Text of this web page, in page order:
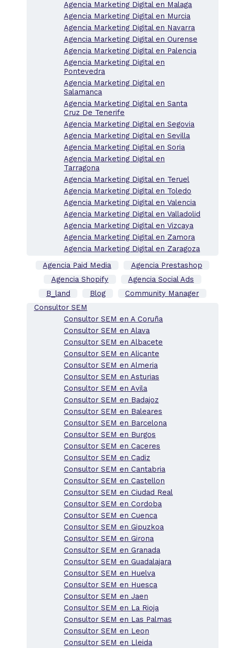
Agencia Marketing Digital en Malaga
Agencia Marketing Digital en Murcia
Agencia Marketing Digital en Navarra
Agencia Marketing Digital en Ourense
Agencia Marketing Digital en Palencia
Agencia Marketing Digital en
Pontevedra
Agencia Marketing Digital en
Salamanca
Agencia Marketing Digital en Santa
Cruz De Tenerife
Agencia Marketing Digital en Segovia
Agencia Marketing Digital en Sevilla
Agencia Marketing Digital en Soria
Agencia Marketing Digital en
Tarragona
Agencia Marketing Digital en Teruel
Agencia Marketing Digital en Toledo
Agencia Marketing Digital en Valencia
Agencia Marketing Digital en Valladolid
Agencia Marketing Digital en Vizcaya
Agencia Marketing Digital en Zamora
Agencia Marketing Digital en Zaragoza
Agencia Paid Media
Agencia Prestashop
Agencia Shopify
Agencia Social Ads
B_land
Blog
Community Manager
Consultor SEM
Consultor SEM en A Coruña
Consultor SEM en Alava
Consultor SEM en Albacete
Consultor SEM en Alicante
Consultor SEM en Almeria
Consultor SEM en Asturias
Consultor SEM en Avila
Consultor SEM en Badajoz
Consultor SEM en Baleares
Consultor SEM en Barcelona
Consultor SEM en Burgos
Consultor SEM en Caceres
Consultor SEM en Cadiz
Consultor SEM en Cantabria
Consultor SEM en Castellon
Consultor SEM en Ciudad Real
Consultor SEM en Cordoba
Consultor SEM en Cuenca
Consultor SEM en Gipuzkoa
Consultor SEM en Girona
Consultor SEM en Granada
Consultor SEM en Guadalajara
Consultor SEM en Huelva
Consultor SEM en Huesca
Consultor SEM en Jaen
Consultor SEM en La Rioja
Consultor SEM en Las Palmas
Consultor SEM en Leon
Consultor SEM en Lleida